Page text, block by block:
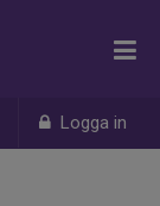
Logga in